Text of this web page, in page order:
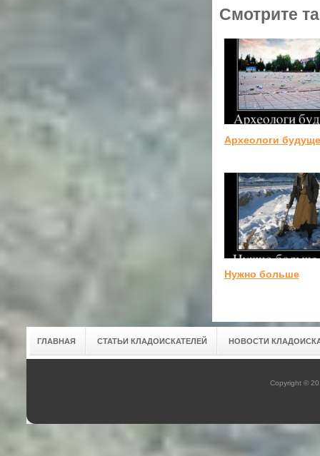
Смотрите
Археологи
Нужно больше
ГЛАВНАЯ СТАТЬИ КЛАДОИСКАТЕЛЕЙ НОВОСТИ
Copyright ©